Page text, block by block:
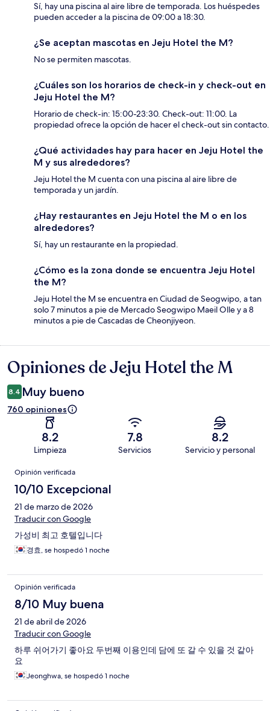
Sí, hay una piscina al aire libre de temporada. Los huéspedes
pueden acceder a la piscina de 09:00 a 18:30.
¿Se aceptan mascotas en Jeju Hotel the M?
No se permiten mascotas.
¿Cuáles son los horarios de check-in y check-out en
Jeju Hotel the M?
Horario de check-in: 15:00-23:30. Check-out: 11:00. La
propiedad ofrece la opción de hacer el check-out sin contacto.
¿Qué actividades hay para hacer en Jeju Hotel the
M y sus alrededores?
Jeju Hotel the M cuenta con una piscina al aire libre de
temporada y un jardín.
¿Hay restaurantes en Jeju Hotel the M o en los
alrededores?
Sí, hay un restaurante en la propiedad.
¿Cómo es la zona donde se encuentra Jeju Hotel
the M?
Jeju Hotel the M se encuentra en Ciudad de Seogwipo, a tan
solo 7 minutos a pie de Mercado Seogwipo Maeil Olle y a 8
minutos a pie de Cascadas de Cheonjiyeon.
Opiniones
Opiniones de Jeju Hotel the M
8.4 Muy bueno
760 opiniones
8.2
Limpieza
7.8
Servicios
8.2
Servicio y personal
Opiniones
Opinión verificada
10/10 Excepcional
21 de marzo de 2026
Traducir con Google
가성비 최고 호텔입니다
경효, se hospedó 1 noche
Opinión verificada
8/10 Muy buena
21 de abril de 2026
Traducir con Google
하루 쉬어가기 좋아요 두번째 이용인데 담에 또 갈 수 있을 것 같아
요
Jeonghwa, se hospedó 1 noche